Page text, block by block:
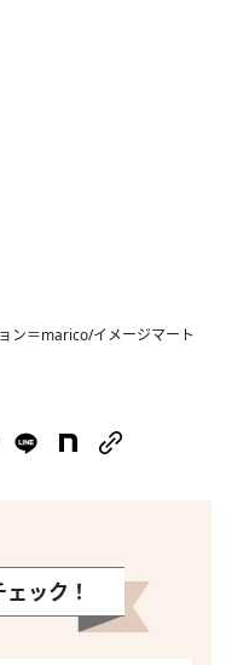
＝marico/イメージマート
ック！